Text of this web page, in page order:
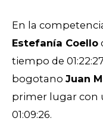
En la
Estefanía Coello
tiempo de
bogotano Juan
primer lugar con
01:09:26.